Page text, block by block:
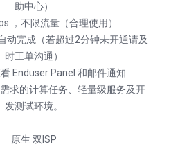
助中心）
，不限流量（合理使用）
动完成（若超过2分钟未开通请及
时工单沟通）
求的计算任务、轻量级服务及开
发测试环境。
原生 双ISP